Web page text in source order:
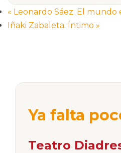
« Leonardo Sáez: El mundo
Iñaki Zabaleta: Íntimo »
Ya falta
Teatro